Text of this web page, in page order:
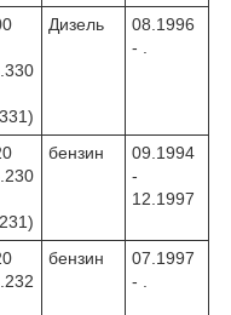
Дизель
08.1996
- .
бензин
09.1994
-
12.1997
бензин
07.1997
- .